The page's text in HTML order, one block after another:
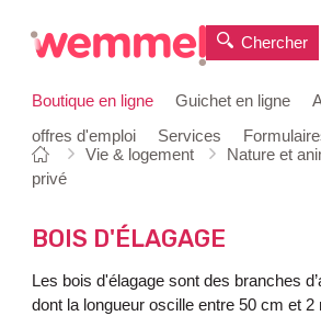
Boutique en ligne Guichet en ligne
offres d'emploi
Services
Chercher
Vous
êtes
Page
de
Vie & logement Nature et
privé
BOIS D'ÉLAGAGE
Les bois d'élagage sont des branches
dont la longueur oscille entre 50 cm et 2